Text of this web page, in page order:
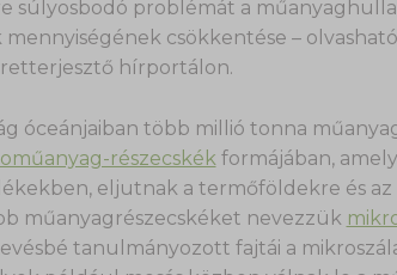
súlyosbodó problémát a
mennyiségének csökkentése –
hírportálon.
óceánjaiban több millió tonna
részecskék formájában,
eljutnak a termőföldekre és az
műanyagrészecskéket nevezzük
tanulmányozott fajtái a